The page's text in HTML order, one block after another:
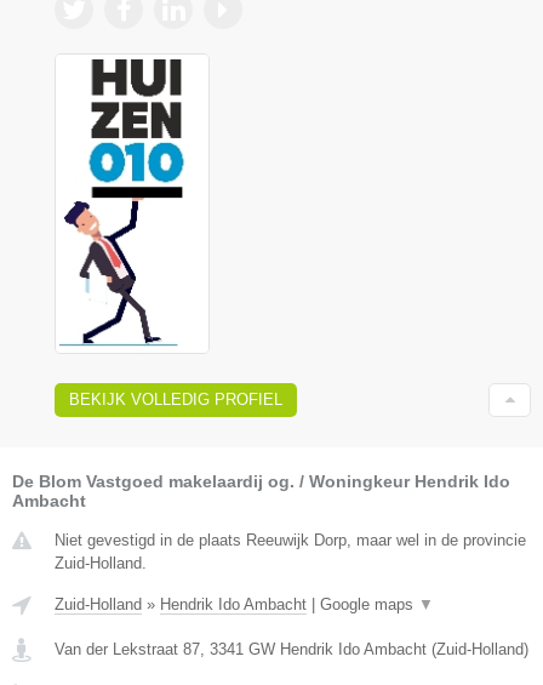
BEKIJK VOLLEDIG PROFIEL
De Blom Vastgoed makelaardij og. / Woningkeur Hendrik Ido
Ambacht
Niet gevestigd in de plaats Reeuwijk Dorp, maar wel in de provincie
Zuid-Holland.
Zuid-Holland » Hendrik Ido Ambacht Google maps ▼
Van der Lekstraat 87, 3341 GW Hendrik Ido Ambacht (Zuid-Holland)